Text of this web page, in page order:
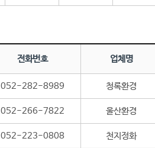
전화번호 업체명
052-282-8989 청록환경
052-266-7822 울산환경
052-223-0808 천지정화